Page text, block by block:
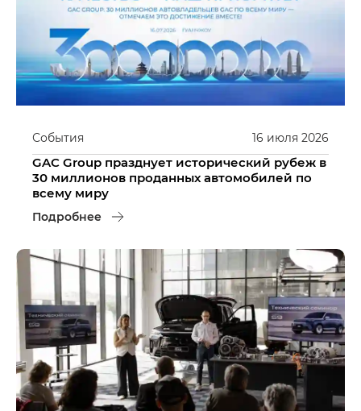
16 июля 2026
События
GAC Group празднует исторический рубеж в
30 миллионов проданных автомобилей по
всему миру
Подробнее